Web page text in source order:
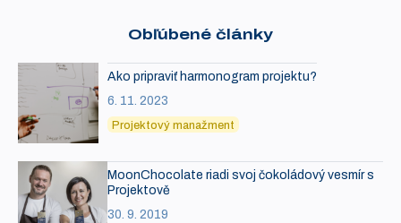
Obľúbené články
Ako pripraviť harmonogram projektu?
6. 11. 2023
Projektový manažment
MoonChocolate riadi svoj čokoládový vesmír s
Projektově
30. 9. 2019